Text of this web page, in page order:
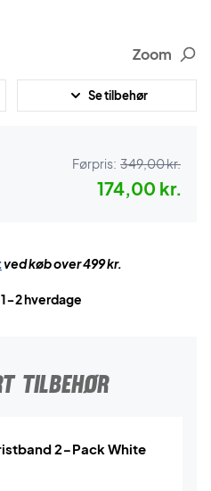
Zoom
Se tilbehør
Førpris: 349,00 kr.
174,00 kr.
ved køb over 499 kr.
2 hverdage
TILBEHØR
2-Pack White